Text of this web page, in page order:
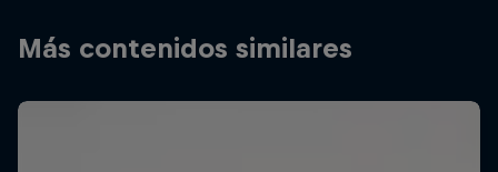
Más contenidos similares